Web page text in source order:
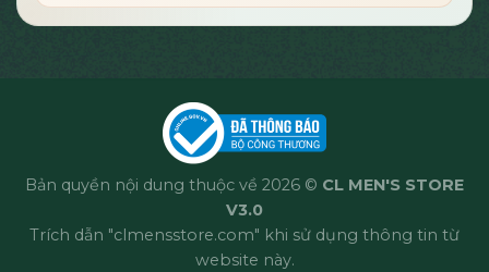
Bản quyền nội dung thuộc về 2026 © CL MEN'S STORE
V3.0
Trích dẫn "clmensstore.com" khi sử dụng thông tin từ
website này.